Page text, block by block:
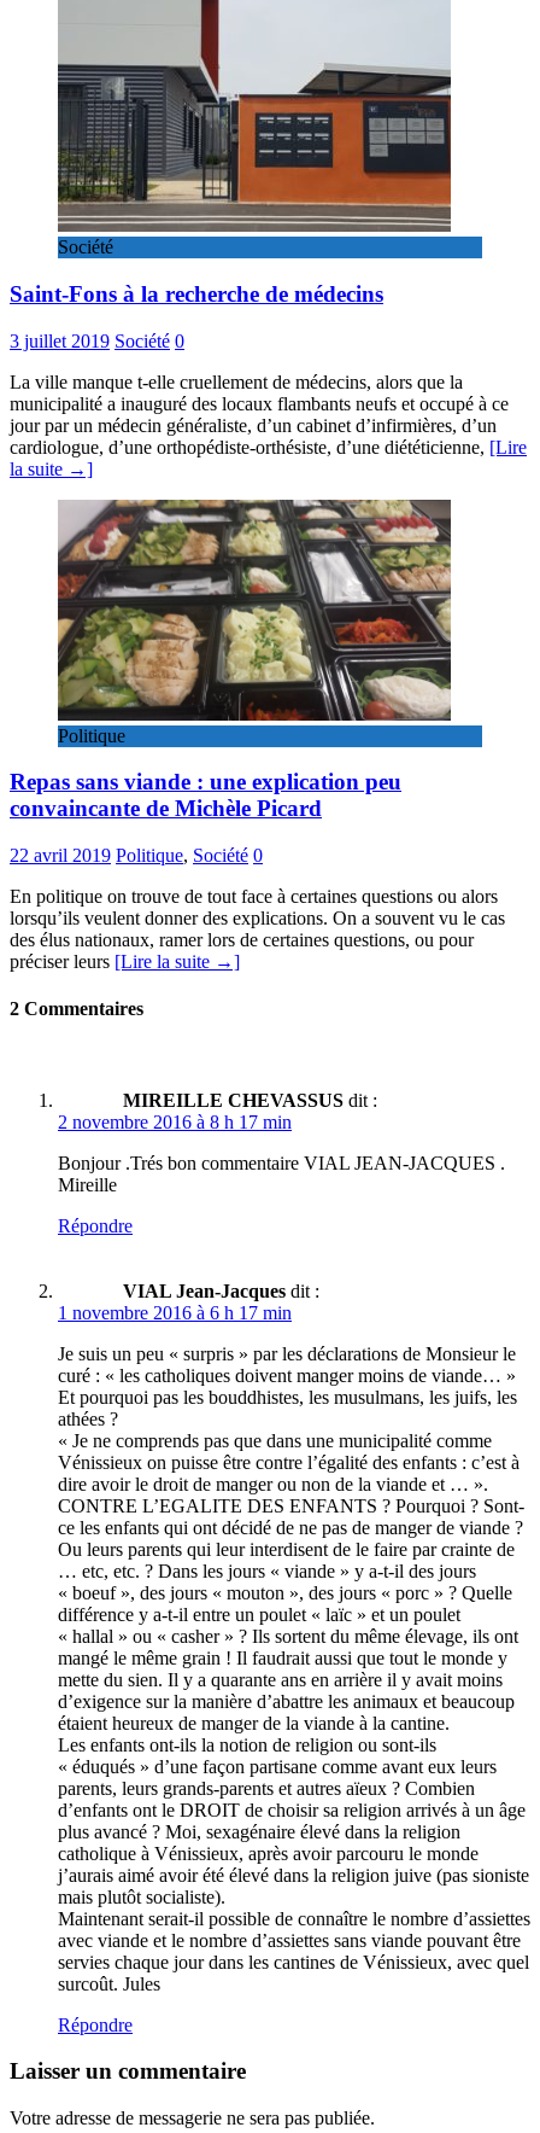
Société
Saint-Fons à la recherche de médecins
3 juillet 2019 Société 0
La ville manque t-elle cruellement de médecins, alors que la
municipalité a inauguré des locaux flambants neufs et occupé à ce
jour par un médecin généraliste, d’un cabinet d’infirmières, d’un
cardiologue, d’une orthopédiste-orthésiste, d’une diététicienne, [Lire
la suite →]
Politique
Repas sans viande : une explication peu
convaincante de Michèle Picard
22 avril 2019 Politique, Société 0
En politique on trouve de tout face à certaines questions ou alors
lorsqu’ils veulent donner des explications. On a souvent vu le cas
des élus nationaux, ramer lors de certaines questions, ou pour
préciser leurs [Lire la suite →]
2 Commentaires
MIREILLE CHEVASSUS dit :
2 novembre 2016 à 8 h 17 min
Bonjour .Trés bon commentaire VIAL JEAN-JACQUES .
Mireille
Répondre
VIAL Jean-Jacques dit :
1 novembre 2016 à 6 h 17 min
Je suis un peu « surpris » par les déclarations de Monsieur le
curé : « les catholiques doivent manger moins de viande… »
Et pourquoi pas les bouddhistes, les musulmans, les juifs, les
athées ?
« Je ne comprends pas que dans une municipalité comme
Vénissieux on puisse être contre l’égalité des enfants : c’est à
dire avoir le droit de manger ou non de la viande et … ».
CONTRE L’EGALITE DES ENFANTS ? Pourquoi ? Sont-
ce les enfants qui ont décidé de ne pas de manger de viande ?
Ou leurs parents qui leur interdisent de le faire par crainte de
… etc, etc. ? Dans les jours « viande » y a-t-il des jours
« boeuf », des jours « mouton », des jours « porc » ? Quelle
différence y a-t-il entre un poulet « laïc » et un poulet
« hallal » ou « casher » ? Ils sortent du même élevage, ils ont
mangé le même grain ! Il faudrait aussi que tout le monde y
mette du sien. Il y a quarante ans en arrière il y avait moins
d’exigence sur la manière d’abattre les animaux et beaucoup
étaient heureux de manger de la viande à la cantine.
Les enfants ont-ils la notion de religion ou sont-ils
« éduqués » d’une façon partisane comme avant eux leurs
parents, leurs grands-parents et autres aïeux ? Combien
d’enfants ont le DROIT de choisir sa religion arrivés à un âge
plus avancé ? Moi, sexagénaire élevé dans la religion
catholique à Vénissieux, après avoir parcouru le monde
j’aurais aimé avoir été élevé dans la religion juive (pas sioniste
mais plutôt socialiste).
Maintenant serait-il possible de connaître le nombre d’assiettes
avec viande et le nombre d’assiettes sans viande pouvant être
servies chaque jour dans les cantines de Vénissieux, avec quel
surcoût. Jules
Répondre
Laisser un commentaire
Votre adresse de messagerie ne sera pas publiée.